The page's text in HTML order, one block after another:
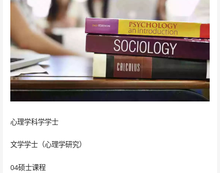
心理学科学学士
文学学士（心理学研究）
04硕士课程